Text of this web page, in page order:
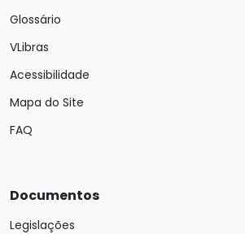
Glossário
VLibras
Acessibilidade
Mapa do Site
FAQ
Documentos
Legislações